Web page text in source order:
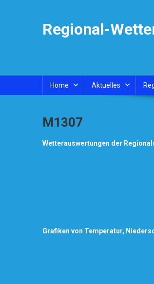
Regional-
Home Aktuelles
M1307
Wetterauswertungen der
Grafiken von Temperatur,